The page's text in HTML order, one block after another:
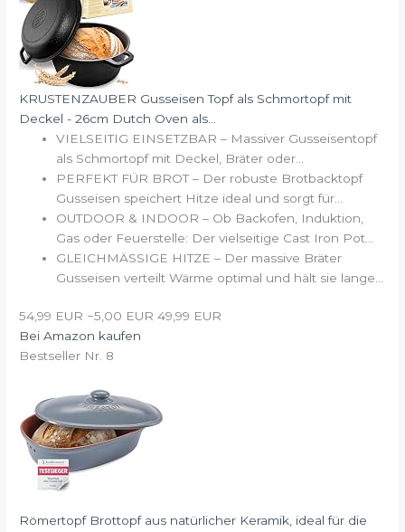
KRUSTENZAUBER Gusseisen Topf als Schmortopf mit
Deckel - 26cm Dutch Oven als...
VIELSEITIG EINSETZBAR – Massiver Gusseisentopf
als Schmortopf mit Deckel, Bräter oder...
PERFEKT FÜR BROT – Der robuste Brotbacktopf
Gusseisen speichert Hitze ideal und sorgt für...
OUTDOOR & INDOOR – Ob Backofen, Induktion,
Gas oder Feuerstelle: Der vielseitige Cast Iron Pot...
GLEICHMÄSSIGE HITZE – Der massive Bräter
Gusseisen verteilt Wärme optimal und hält sie lange...
54,99 EUR −5,00 EUR 49,99 EUR
Bei Amazon kaufen
Bestseller Nr. 8
Römertopf Brottopf aus natürlicher Keramik, ideal für die